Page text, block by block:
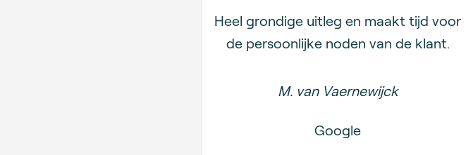
Heel grondige uitleg en maakt tijd voor
de persoonlijke noden van de klant.
M. van Vaernewijck
Google